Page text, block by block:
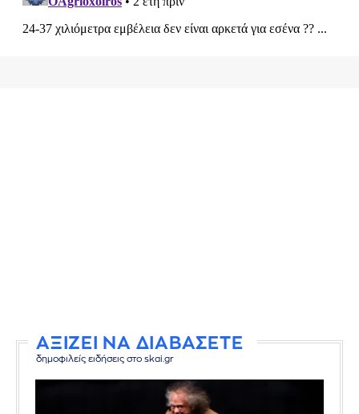
ΑΞΙΖΕΙ ΝΑ ΔΙΑΒΑΣΕΤΕ
δημοφιλείς ειδήσεις στο skai.gr